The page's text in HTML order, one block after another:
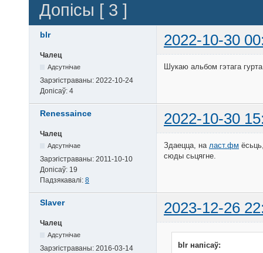
Допісы [ 3 ]
blr 2022-10-30
Чалец
Адсутнічае
Зарэгістраваны: 2022-10-24
Допісаў: 4
Шукаю альбом гэтага
Renessaince 2022-10-30
Чалец
Адсутнічае
Зарэгістраваны: 2011-10-10
Допісаў: 19
Падзякавалі: 8
Здаецца, на ласт.фм
сюды сьцягне.
Slaver 2023-12-26
Чалец
Адсутнічае
Зарэгістраваны: 2016-03-14
blr напісаў: